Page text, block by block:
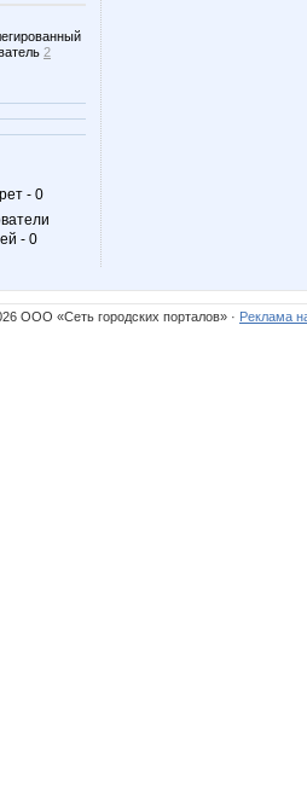
2
- 0
- 0
ООО «Сеть городских порталов» · Реклама